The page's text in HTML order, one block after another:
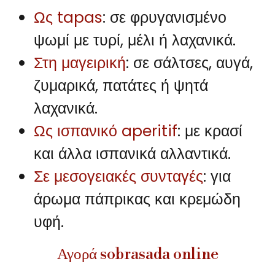
Ως tapas: σε φρυγανισμένο
ψωμί με τυρί, μέλι ή λαχανικά.
Στη μαγειρική: σε σάλτσες, αυγά,
ζυμαρικά, πατάτες ή ψητά
λαχανικά.
Ως ισπανικό aperitif: με κρασί
και άλλα ισπανικά αλλαντικά.
Σε μεσογειακές συνταγές: για
άρωμα πάπρικας και κρεμώδη
υφή.
Αγορά sobrasada online